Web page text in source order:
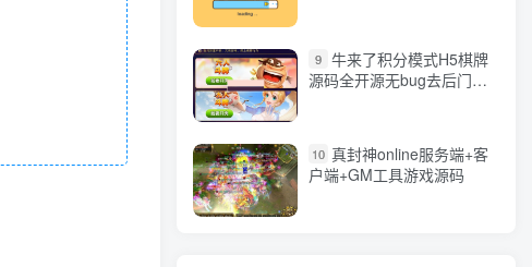
9 牛来了积分模式H5棋牌
源码全开源无bug去后门无
10 真封神online服务端+客
户端+GM工具游戏源码